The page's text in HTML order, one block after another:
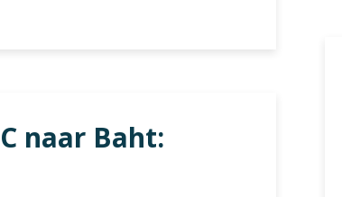
naar Baht: